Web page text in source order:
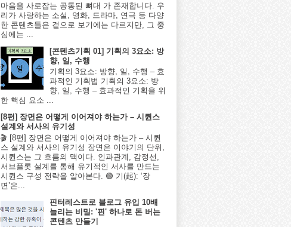
마음을 사로잡는 공통된 뼈대 가 존재합니다. 우
리가 사랑하는 소설, 영화, 드라마, 연극 등 다양
한 콘텐츠들은 겉으로 보기에는 다르지만, 그 중
심에는 ...
[콘텐츠기획 01] 기획의 3요소: 방
향, 일, 수행
기획의 3요소: 방향, 일, 수행 – 효
과적인 기획법 기획의 3요소: 방
향, 일, 수행 – 효과적인 기획을 위
한 핵심 요소 ...
[8편] 장면은 어떻게 이어져야 하는가 – 시퀀스
설계와 서사의 유기성
🎬 [8편] 장면은 어떻게 이어져야 하는가 – 시퀀
스 설계와 서사의 유기성 장면은 이야기의 단위,
시퀀스는 그 흐름의 맥이다. 인과관계, 감정선,
서브플롯 설계를 통해 유기적인 서사를 만드는
시퀀스 구성 전략을 알아본다. 🟢 기(起): ‘장
면’은...
핀터레스트로 블로그 유입 10배
늘리는 비밀: '핀' 하나로 돈 버는
콘텐츠 만들기